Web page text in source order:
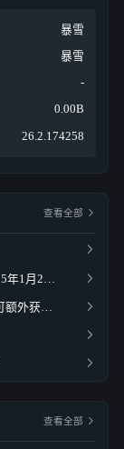
暴雪
暴雪
-
0.00B
26.2.174258
查看全部
查看全部